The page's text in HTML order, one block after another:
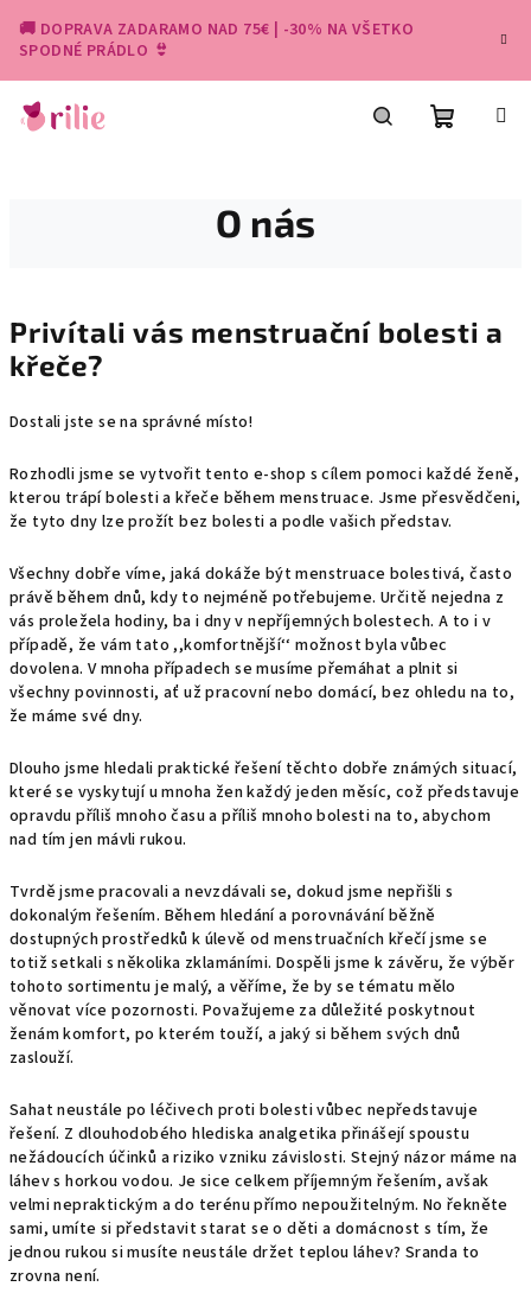
obsah
🚚 DOPRAVA ZADARAMO NAD 75€ | -30% NA VŠETKO
SPODNÉ PRÁDLO 👙
O nás
Privítali vás menstruační bolesti a
křeče?
Dostali jste se na správné místo!
Rozhodli jsme se vytvořit tento e-shop s cílem pomoci každé ženě,
kterou trápí bolesti a křeče během menstruace. Jsme přesvědčeni,
že tyto dny lze prožít bez bolesti a podle vašich představ.
Všechny dobře víme, jaká dokáže být menstruace bolestivá, často
právě během dnů, kdy to nejméně potřebujeme. Určitě nejedna z
vás proležela hodiny, ba i dny v nepříjemných bolestech. A to i v
případě, že vám tato ,,komfortnější‘‘ možnost byla vůbec
dovolena. V mnoha případech se musíme přemáhat a plnit si
všechny povinnosti, ať už pracovní nebo domácí, bez ohledu na to,
že máme své dny.
Dlouho jsme hledali praktické řešení těchto dobře známých situací,
které se vyskytují u mnoha žen každý jeden měsíc, což představuje
opravdu příliš mnoho času a příliš mnoho bolesti na to, abychom
nad tím jen mávli rukou.
Tvrdě jsme pracovali a nevzdávali se, dokud jsme nepřišli s
dokonalým řešením. Během hledání a porovnávání běžně
dostupných prostředků k úlevě od menstruačních křečí jsme se
totiž setkali s několika zklamáními. Dospěli jsme k závěru, že výběr
tohoto sortimentu je malý, a věříme, že by se tématu mělo
věnovat více pozornosti. Považujeme za důležité poskytnout
ženám komfort, po kterém touží, a jaký si během svých dnů
zaslouží.
Sahat neustále po léčivech proti bolesti vůbec nepředstavuje
řešení. Z dlouhodobého hlediska analgetika přinášejí spoustu
nežádoucích účinků a riziko vzniku závislosti. Stejný názor máme na
láhev s horkou vodou. Je sice celkem příjemným řešením, avšak
velmi nepraktickým a do terénu přímo nepoužitelným. No řekněte
sami, umíte si představit starat se o děti a domácnost s tím, že
jednou rukou si musíte neustále držet teplou láhev? Sranda to
zrovna není.